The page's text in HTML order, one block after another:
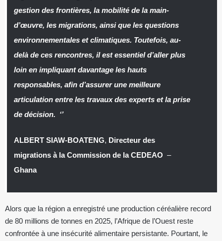
gestion des frontières, la mobilité de la main-
d’œuvre, les migrations, ainsi que les questions
environnementales et climatiques. Toutefois, au-
delà de ces rencontres, il est essentiel d’aller plus
loin en impliquant davantage les hauts
responsables, afin d’assurer une meilleure
articulation entre les travaux des experts et la prise
de décision. ‘’
ALBERT SIAW-BOATENG, Directeur des
migrations à la Commission de la CEDEAO –
Ghana
Alors que la région a enregistré une production céréalière record
de 80 millions de tonnes en 2025, l’Afrique de l’Ouest reste
confrontée à une insécurité alimentaire persistante. Pourtant, le